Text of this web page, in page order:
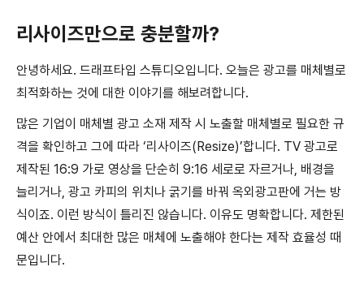
리사이즈만으로 충분할까?
안녕하세요. 드래프타입 스튜디오입니다. 오늘은 광고를 매체별로
최적화하는 것에 대한 이야기를 해보려합니다.
많은 기업이 매체별 광고 소재 제작 시 노출할 매체별로 필요한 규
격을 확인하고 그에 따라 ‘리사이즈(Resize)’합니다. TV 광고로
제작된 16:9 가로 영상을 단순히 9:16 세로로 자르거나, 배경을
늘리거나, 광고 카피의 위치나 굵기를 바꿔 옥외광고판에 거는 방
식이죠. 이런 방식이 틀리진 않습니다. 이유도 명확합니다. 제한된
예산 안에서 최대한 많은 매체에 노출해야 한다는 제작 효율성 때
문입니다.